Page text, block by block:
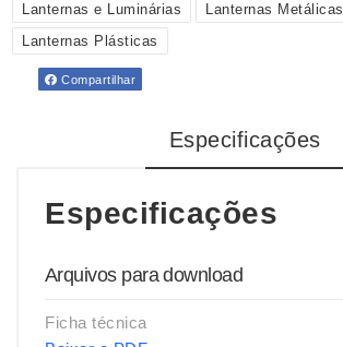
Lanternas e Luminárias
Lanternas Metálicas
Lanternas Plásticas
Compartilhar
Especificações
Especificações
Arquivos para download
Ficha técnica